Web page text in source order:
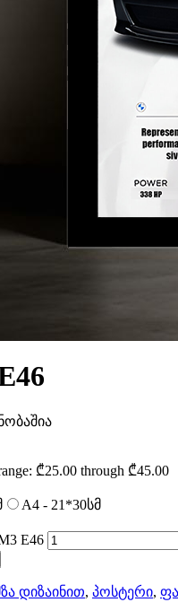
₾25.00 through ₾45.00
A4 - 21*30სმ
E46
დიზაინით, პოსტერი,